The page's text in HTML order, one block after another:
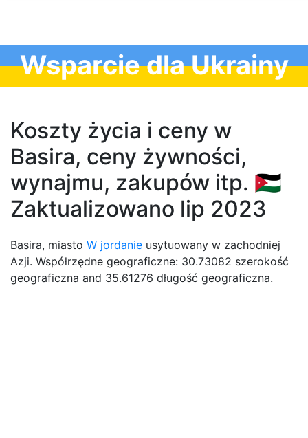
Wsparcie dla Ukrainy
Koszty życia i ceny w
Basira, ceny żywności,
wynajmu, zakupów itp. 🇯🇴
Zaktualizowano lip 2023
Basira, miasto W jordanie usytuowany w zachodniej
Azji. Współrzędne geograficzne: 30.73082 szerokość
geograficzna and 35.61276 długość geograficzna.